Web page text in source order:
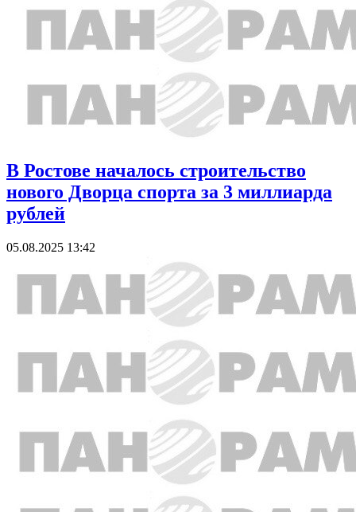
В Ростове началось строительство
нового Дворца спорта за 3 миллиарда
рублей
05.08.2025 13:42